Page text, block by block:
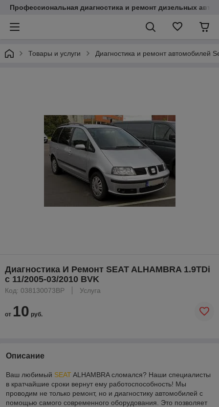
Профессиональная диагностика и ремонт дизельных
Товары и услуги Диагностика и ремонт автомобилей
Диагностика И Ремонт SEAT ALHAMBRA 1.9TDi
с 11/2005-03/2010 BVK
Код: 038130073BP Услуга
от 10 руб.
Описание
Ваш любимый SEATALHAMBRA сломался? Наши специалисты
в кратчайшие сроки вернут ему работоспособность! Мы
проводим не только ремонт, но и диагностику автомобилей с
помощью самого современного оборудования. Это позволяет